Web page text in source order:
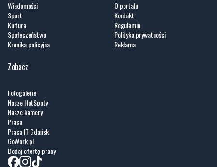
Wiadomości
Sport
Kultura
Społeczeństwo
Kronika policyjna
O portalu
Kontakt
Regulamin
Polityka prywatności
Reklama
Zobacz
Fotogalerie
Nasze HotSpoty
Nasze kamery
Praca
Praca IT Gdańsk
GoWork.pl
Dodaj ofertę pracy